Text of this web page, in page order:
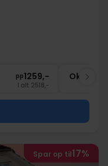
pp1259,-
I alt 2518,-
Okt
Spar op til17%